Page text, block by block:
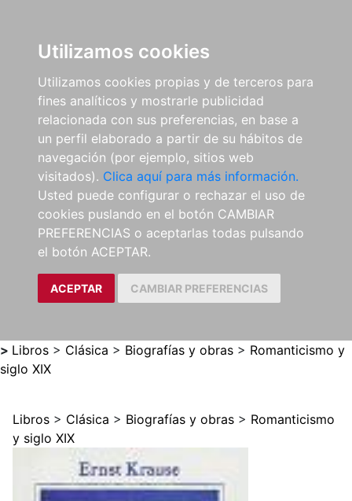
Utilizamos cookies
Utilizamos cookies propias y de terceros para
fines analíticos y mostrarle publicidad
relacionada con sus preferencias, en base a
un perfil elaborado a partir de su hábitos de
navegación (por ejemplo, sitios web
visitados). Clica aquí para más información.
Usted puede configurar o rechazar el uso de
cookies puslando en el botón CAMBIAR
PREFERENCIAS o aceptarlas todas pulsando
el botón ACEPTAR.
ACEPTAR CAMBIAR PREFERENCIAS
> Libros > Clásica > Biografías y obras > Romanticismo y
siglo XIX
Libros > Clásica > Biografías y obras > Romanticismo
y siglo XIX